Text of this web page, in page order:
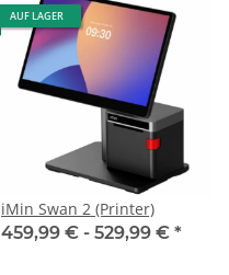
AUF LAGER
iMin Swan 2 (Printer)
459,99 € - 529,99 € *